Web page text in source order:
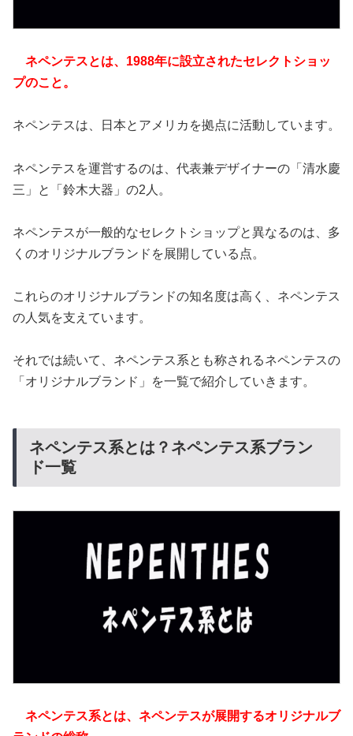
ネペンテスとは、1988年に設立されたセレクトショッ
プのこと。
ネペンテスは、日本とアメリカを拠点に活動しています。
ネペンテスを運営するのは、代表兼デザイナーの「清水慶
三」と「鈴木大器」の2人。
ネペンテスが一般的なセレクトショップと異なるのは、多
くのオリジナルブランドを展開している点。
これらのオリジナルブランドの知名度は高く、ネペンテス
の人気を支えています。
それでは続いて、ネペンテス系とも称されるネペンテスの
「オリジナルブランド」を一覧で紹介していきます。
ネペンテス系とは？ネペンテス系ブラン
ド一覧
ネペンテス系とは、ネペンテスが展開するオリジナルブ